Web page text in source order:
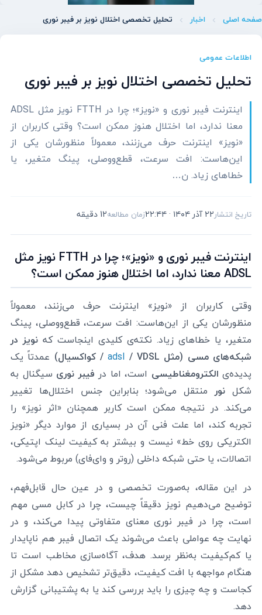
صفحه اصلی اخبار تحلیل تخصصی اختلال نویز بر فیبر نوری
اطلاعات عمومی
تحلیل تخصصی اختلال نویز بر فیبر نوری
اینترنت فیبر نوری و «نویز»؛ چرا در FTTH نویز مثل ADSL
معنا ندارد، اما اختلال هنوز ممکن است؟ وقتی کاربران از
«نویز» اینترنت حرف می‌زنند، معمولاً منظورشان یکی از
این‌هاست: افت سرعت، قطع‌ووصلی، پینگ متغیر، یا
خطاهای زیاد. ن…
تاریخ انتشار۲۲ آذر ۱۴۰۴ · ۲۲:۴۴ زمان مطالعه12 دقیقه
اینترنت فیبر نوری و «نویز»؛ چرا در FTTH نویز مثل
ADSL معنا ندارد، اما اختلال هنوز ممکن است؟
وقتی کاربران از «نویز» اینترنت حرف می‌زنند، معمولاً
منظورشان یکی از این‌هاست: افت سرعت، قطع‌ووصلی، پینگ
متغیر، یا خطاهای زیاد. نکته‌ی کلیدی اینجاست که نویز در
شبکه‌های مسی (مثل
adsl / VDSL / کواکسیال)
عمدتاً یک
پدیده‌ی الکترومغناطیسی است، اما در فیبر نوری سیگنال به
شکل نورمنتقل می‌شود؛ بنابراین جنس اختلال‌ها تغییر
می‌کند. در نتیجه ممکن است کاربر همچنان «اثر نویز» را
تجربه کند، اما علت فنی آن در بسیاری از موارد دیگر «نویز
الکتریکی روی خط» نیست و بیشتر به کیفیت لینک اپتیکی،
اتصالات، یا حتی شبکه داخلی (روتر و وای‌فای) مربوط می‌شود.
در این مقاله، به‌صورت تخصصی و در عین حال قابل‌فهم،
توضیح می‌دهیم نویز دقیقاً چیست، چرا در کابل مسی مهم
است، چرا در فیبر نوری معنای متفاوتی پیدا می‌کند، و در
نهایت چه عواملی باعث می‌شوند یک اتصال فیبر هم ناپایدار
یا کم‌کیفیت به‌نظر برسد. هدف، آگاه‌سازی مخاطب است تا
هنگام مواجهه با افت کیفیت، دقیق‌تر تشخیص دهد مشکل از
کجاست و چه چیزی را باید بررسی کند یا به پشتیبانی گزارش
دهد.